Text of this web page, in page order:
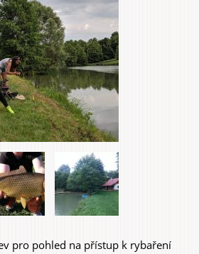
Do domu a bytu
Do zahrady a sadu
pro pohled na přístup k rybaření